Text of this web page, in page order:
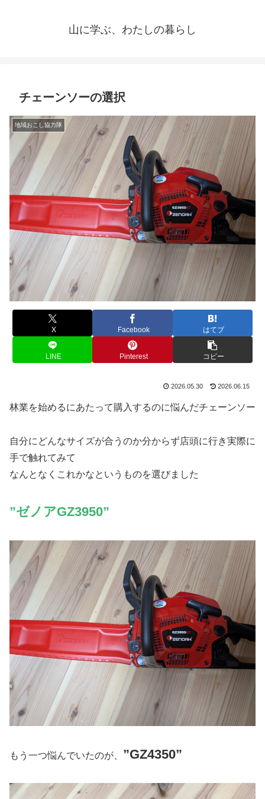
山に学ぶ、わたしの暮らし
チェーンソーの選択
地域おこし協力隊
X Facebook はてブ
LINE Pinterest コピー
2026.05.30 2026.06.15
林業を始めるにあたって購入するのに悩んだチェーンソー
自分にどんなサイズが合うのか分からず店頭に行き実際に
手で触れてみて
なんとなくこれかなというものを選びました
”ゼノアGZ3950”
もう一つ悩んでいたのが、 ”GZ4350”